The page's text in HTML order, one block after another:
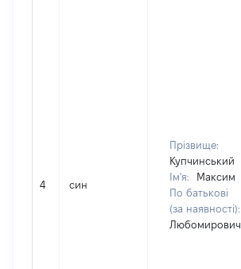
4 син
Прізвище:
Купчинський
Ім'я:
Максим
По батькові
(за наявності):
Любомирович